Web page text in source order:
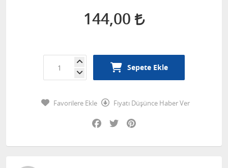
144,00
Sepete Ekle
Favorilere Ekle
Fiyatı Düşünce Haber Ver
Facebook
Twitter